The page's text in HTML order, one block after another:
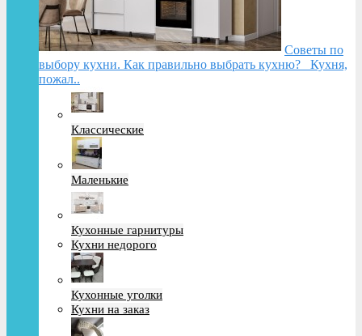
Советы по
выбору кухни. Как правильно выбрать кухню? Кухня,
пожал..
Классические
Маленькие
Кухонные гарнитуры
Кухни недорого
Кухонные уголки
Кухни на заказ